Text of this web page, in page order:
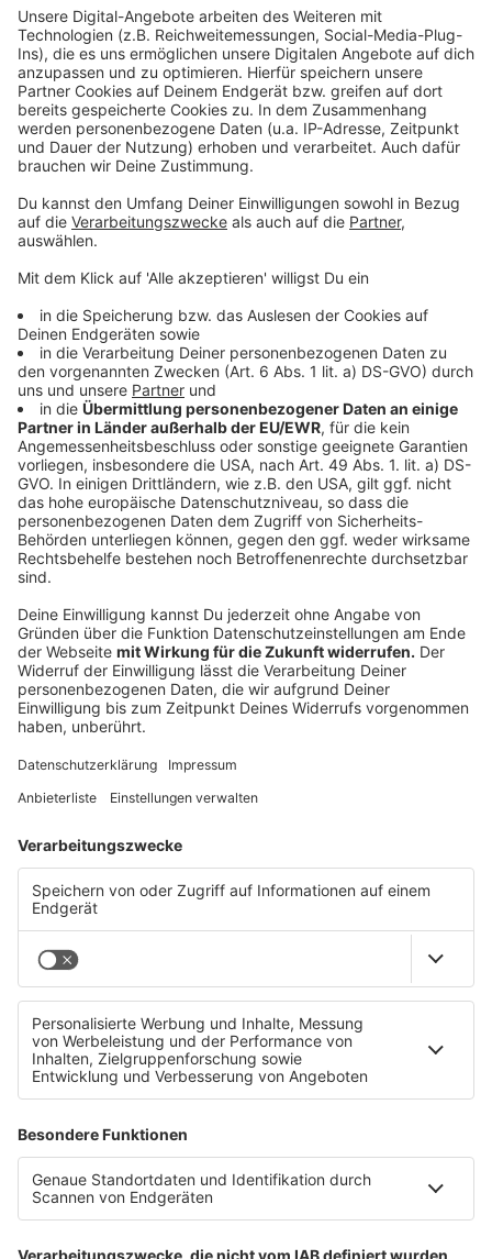
Dieses Kinderfahrrad ist gefährlich!